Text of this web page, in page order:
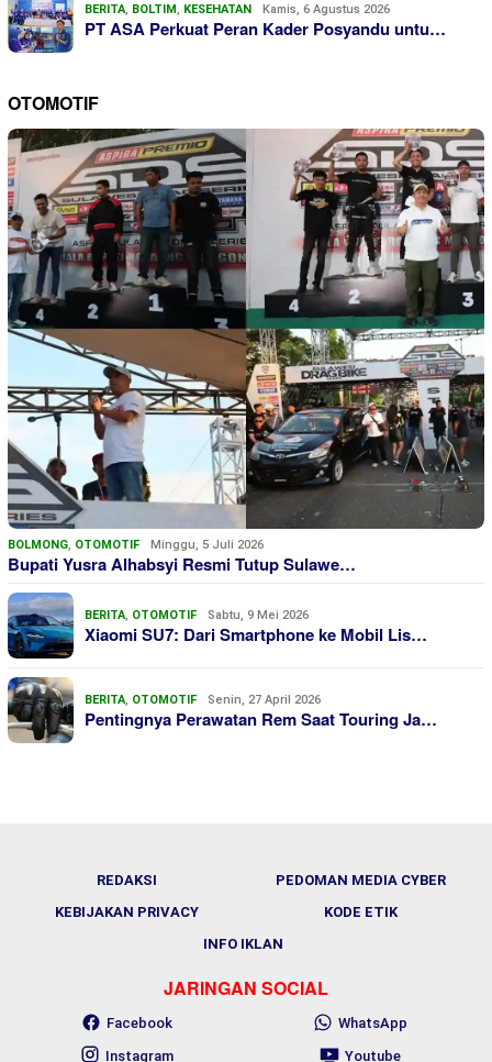
BERITA BOLTIM KESEHATAN Kamis, 6 Agustus 2026
PT ASA Perkuat Peran Kader Posyandu untu…
OTOMOTIF
BOLMONG, OTOMOTIF Minggu, 5 Juli 2026
Bupati Yusra Alhabsyi Resmi Tutup Sulawe…
BERITA, OTOMOTIF Sabtu, 9 Mei 2026
Xiaomi SU7: Dari Smartphone ke Mobil Lis…
BERITA, OTOMOTIF Senin, 27 April 2026
Pentingnya Perawatan Rem Saat Touring Ja…
REDAKSI
PEDOMAN MEDIA CYBER
KEBIJAKAN PRIVACY
KODE ETIK
INFO IKLAN
JARINGAN SOCIAL
Facebook
WhatsApp
Instagram
Youtube